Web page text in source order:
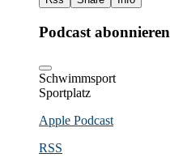
Podcast abonnieren
Schwimmsport
Sportplatz
Apple Podcast
RSS